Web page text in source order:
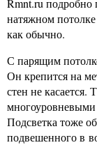
Rmnt.ru
натяжном
как обычно.
С парящим
Он крепится на
стен не касается.
Подсветка тоже
подвешенного в